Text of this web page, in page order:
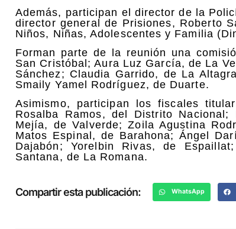
Además, participan el director de la
director general de Prisiones, Roberto
Niños, Niñas, Adolescentes y Familia
Forman parte de la reunión una
San Cristóbal; Aura Luz García, de La
Sánchez; Claudia Garrido, de La
Smaily Yamel Rodríguez, de Duarte.
Asimismo, participan los fiscales
Rosalba Ramos, del Distrito
Mejía, de Valverde; Zoila Agustina
Matos Espinal, de Barahona; Ángel
Dajabón; Yorelbin Rivas, de
Santana, de La Romana.
Compartir esta publicación: WhatsApp